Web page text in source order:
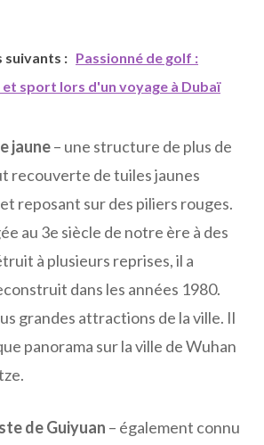
suivants : Passionné de golf :
sport lors d'un voyage à Dubaï
jaune– une structure de plus de
recouverte de tuiles jaunes
reposant sur des piliers rouges.
au 3e siècle de notre ère à des
à plusieurs reprises, il a
dans les années 1980.
grandes attractions de la ville. Il
panorama sur la ville de Wuhan
de Guiyuan – également connu